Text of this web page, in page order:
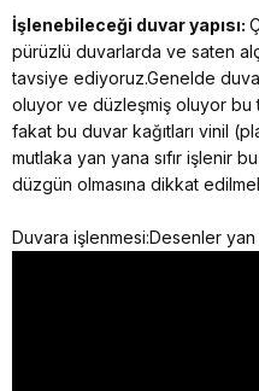
İşlenebileceği duvar yapısı:
pürüzlü duvarlarda ve saten
tavsiye ediyoruz.Genelde
oluyor ve düzleşmiş oluyor bu
fakat bu duvar kağıtları vinil
mutlaka yan yana sıfır işlenir
düzgün olmasına dikkat
Duvara işlenmesi:Desenler yan